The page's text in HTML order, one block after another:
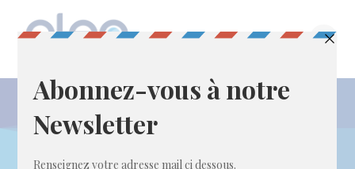
contenu
Publications